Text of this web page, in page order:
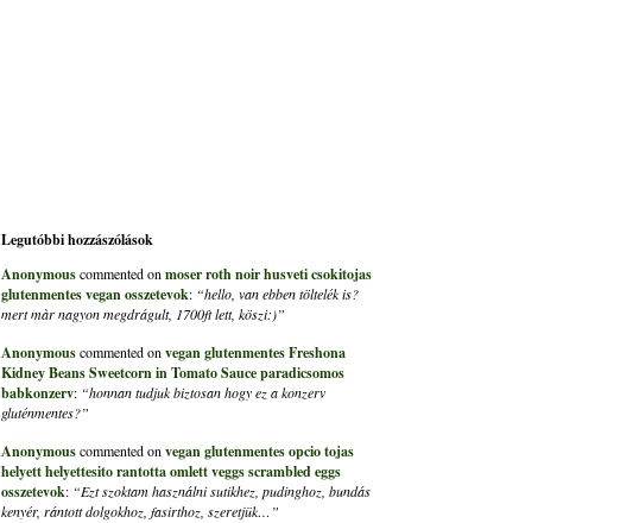
Legutóbbi hozzászólások
Anonymouscommented on moser roth noir husveti csokitojas
glutenmentes vegan osszetevok: “hello, van ebben töltelék is?
mert màr nagyon megdrágult, 1700ft lett, köszi:)”
Anonymouscommented on vegan glutenmentes Freshona
Kidney Beans Sweetcorn in Tomato Sauce paradicsomos
babkonzerv: “honnan tudjuk biztosan hogy ez a konzerv
gluténmentes?”
Anonymouscommented on vegan glutenmentes opcio tojas
helyett helyettesito rantotta omlett veggs scrambled eggs
osszetevok: “Ezt szoktam használni sutikhez, pudinghoz, bundás
kenyér, rántott dolgokhoz, fasirthoz, szeretjük…”